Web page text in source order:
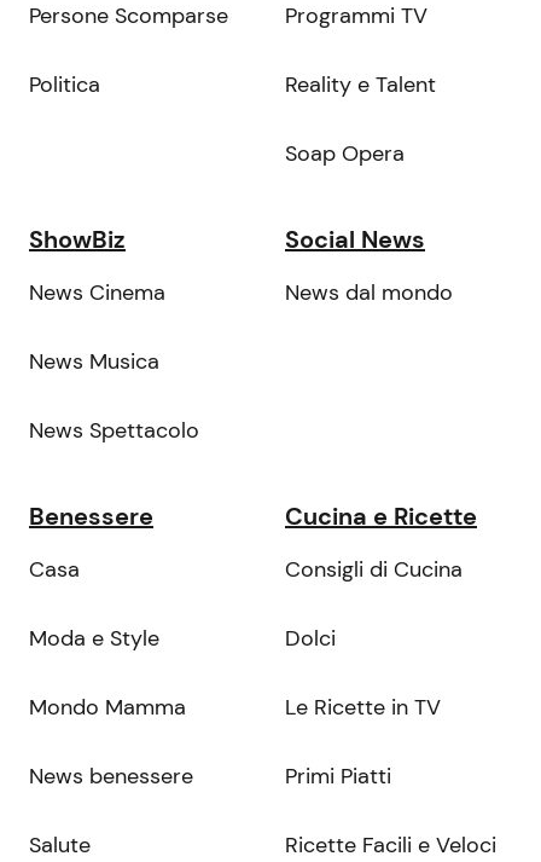
Persone Scomparse
Politica
Programmi TV
Reality e Talent
Soap Opera
ShowBiz
News Cinema
News Musica
News Spettacolo
Social News
News dal mondo
Benessere
Casa
Moda e Style
Mondo Mamma
News benessere
Salute
Cucina e Ricette
Consigli di Cucina
Dolci
Le Ricette in TV
Primi Piatti
Ricette Facili e Veloci